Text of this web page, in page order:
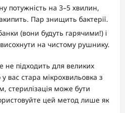
потужність на 3–5 хвилин,
Пар знищить бактерії.
(вони будуть гарячими!) і
на чистому рушнику.
не підходить для великих
вас стара мікрохвильовка з
стерилізація може бути
цей метод лише як